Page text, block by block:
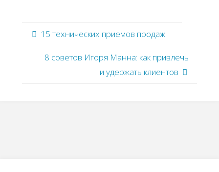
15 технических приемов продаж
8 советов Игоря Манна: как привлечь
и удержать клиентов